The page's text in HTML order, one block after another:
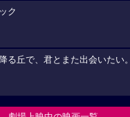
ク
る丘で、君とまた出会いたい。